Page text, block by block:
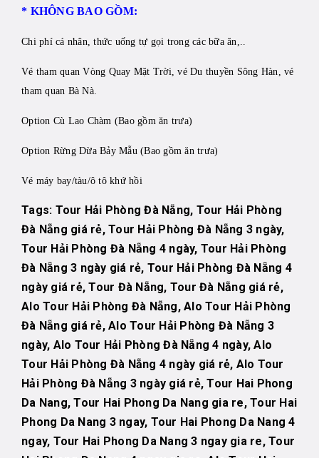
* KHÔNG BAO GỒM:
Chi phí cá nhân, thức uống tự gọi trong các bữa ăn,..
Vé tham quan Vòng Quay Mặt Trời, vé Du thuyền Sông Hàn, vé
tham quan Bà Nà.
Option Cù Lao Chàm (Bao gồm ăn trưa)
Option Rừng Dừa Bảy Mẫu (Bao gồm ăn trưa)
Vé máy bay/tàu/ô tô khứ hồi
Tags: Tour Hải Phòng Đà Nẵng, Tour Hải Phòng
Đà Nẵng giá rẻ, Tour Hải Phòng Đà Nẵng 3 ngày,
Tour Hải Phòng Đà Nẵng 4 ngày, Tour Hải Phòng
Đà Nẵng 3 ngày giá rẻ, Tour Hải Phòng Đà Nẵng 4
ngày giá rẻ, Tour Đà Nẵng, Tour Đà Nẵng giá rẻ,
Alo Tour Hải Phòng Đà Nẵng, Alo Tour Hải Phòng
Đà Nẵng giá rẻ, Alo Tour Hải Phòng Đà Nẵng 3
ngày, Alo Tour Hải Phòng Đà Nẵng 4 ngày, Alo
Tour Hải Phòng Đà Nẵng 4 ngày giá rẻ, Alo Tour
Hải Phòng Đà Nẵng 3 ngày giá rẻ, Tour Hai Phong
Da Nang, Tour Hai Phong Da Nang gia re, Tour Hai
Phong Da Nang 3 ngay, Tour Hai Phong Da Nang 4
ngay, Tour Hai Phong Da Nang 3 ngay gia re, Tour